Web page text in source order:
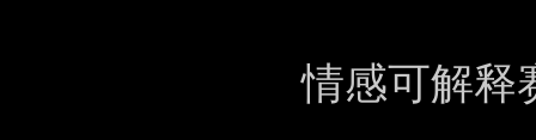
情感可解释